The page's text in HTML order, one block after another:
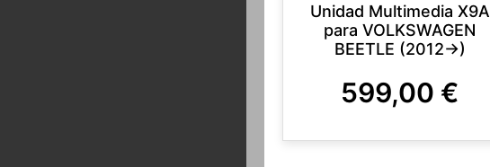
Unidad Multimedia X9A
para VOLKSWAGEN
BEETLE (2012->)
599,00 €